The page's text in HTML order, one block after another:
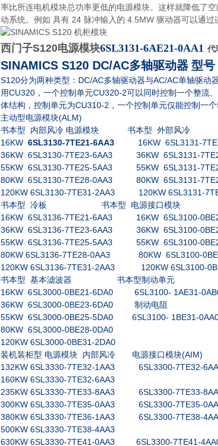
率比所连电机模块总功率更低的电源模块。这样就降低了
动系统。例如 具有 24 脉冲输入的 4.5MW 驱动器可以通过
西门子S120电源模块6SL3131-6AE21-0AA1 代
SINAMICS S120 DC/AC多轴驱动器 型号
S120分为两种类型： DC/AC多轴驱动器与AC/AC单轴驱动
用CU320 ，一个控制单元CU320-2可以同时控制一个整流、
体结构，控制单元为CU310-2 ，一个控制单元仅能控制一个
主动型电源模块(ALM)
书本型 内部风冷 电源模块 书本型 外部风冷
16KW 6SL3130-7TE21-6AA3 16KW 6SL3131-
36KW 6SL3130-7TE23-6AA3 36KW 6SL3131-
55KW 6SL3130-7TE25-5AA3 55KW 6SL3131-
80KW 6SL3130-7TE28-0AA3 80KW 6SL3131-
120KW 6SL3130-7TE31-2AA3 120KW 6SL3131-
书本型 冷板 书本型 电源接口模块
16KW 6SL3136-7TE21-6AA3 16KW 6SL3100-
36KW 6SL3136-7TE23-6AA3 36KW 6SL3100-
55KW 6SL3136-7TE25-5AA3 55KW 6SL3100-
80KW 6SL3136-7TE28-0AA3 80KW 6SL3100-
120KW 6SL3136-7TE31-2AA3 120KW 6SL3100-
书本型 基本滤波器 书本型制动单元
16KW 6SL3000-0BE21-6DA0 6SL3100- 1AE31-
36KW 6SL3000-0BE23-6DA0 制动电阻
55KW 6SL3000-0BE25-5DA0 6SL3100- 1BE31-
80KW 6SL3000-0BE28-0DA0
120KW 6SL3000-0BE31-2DA0
装机装柜型 电源模块 内部风冷 电源接口模块(AIM)
132KW 6SL3330-7TE32-1AA3 6SL3300-7TE32-
160KW 6SL3330-7TE32-6AA3
235KW 6SL3330-7TE33-8AA3 6SL3300-7TE33-
300KW 6SL3330-7TE35-0AA3 6SL3300-7TE35-
380KW 6SL3330-7TE36-1AA3 6SL3300-7TE38-
500KW 6SL3330-7TE38-4AA3
630KW 6SL3330-7TE41-0AA3 6SL3300-7TE41-